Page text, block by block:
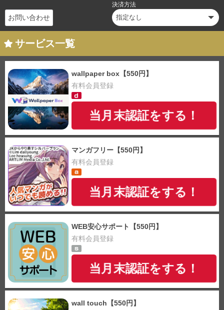
お問い合わせ
決済方法
サービス一覧
wallpaper box【550円】
有料会員登録
当月末認証をする！
マンガフリー【550円】
有料会員登録
当月末認証をする！
WEB安心サポート【550円】
有料会員登録
当月末認証をする！
wall touch【550円】